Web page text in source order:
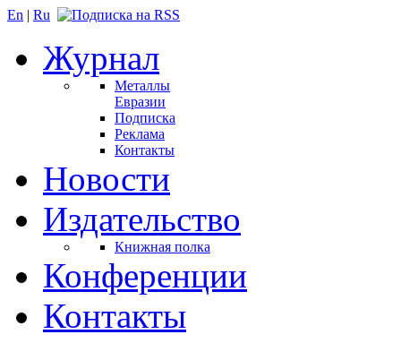
En | Ru
Журнал
Металлы
Евразии
Подписка
Реклама
Контакты
Новости
Издательство
Книжная полка
Конференции
Контакты